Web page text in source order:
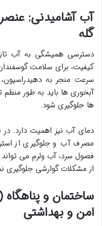
آب آشامیدنی:
گله
دسترسی همیشگی به آب
کیفیت، برای سلامت
سرعت منجر به
آبخوری ها باید به طور منظم
ها جلوگیری شود.
دمای آب نیز اهمیت دارد.
مصرف آب و جلوگیری از
فصول سرد، آب ولرم می
از مشکلات گوارشی جلوگیری
ساختمان و
امن و بهداشتی